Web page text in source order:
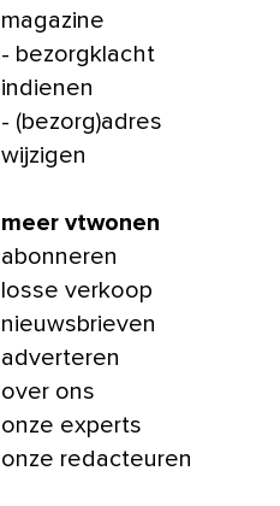
magazine
- bezorgklacht
indienen
- (bezorg)adres
wijzigen
meer vtwonen
abonneren
losse verkoop
nieuwsbrieven
adverteren
over ons
onze experts
onze redacteuren